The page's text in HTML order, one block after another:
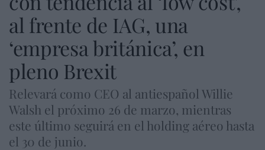
al frente de IAG, una
‘empresa británica’, en
pleno Brexit
Relevará como CEO al antiespañol Willie
Walsh el próximo 26 de marzo, mientras
este último seguirá en el holding aéreo hasta
el 30 de junio.